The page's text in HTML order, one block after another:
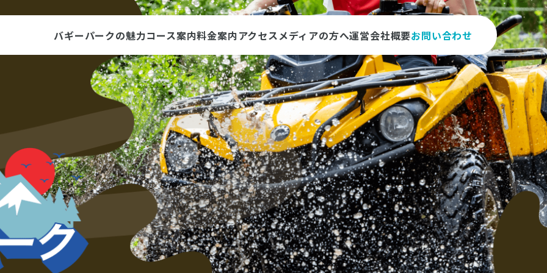
バギーパークの魅力コース案内料金案内 アクセスメディアの方へ運営会社概要お問い合わせ